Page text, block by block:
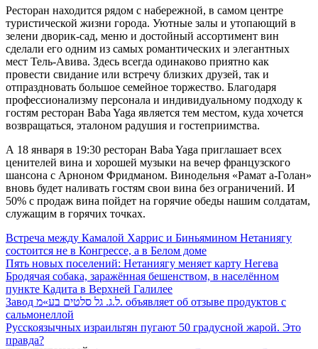
Ресторан находится рядом с набережной, в самом центре
туристической жизни города. Уютные залы и утопающий в
зелени дворик-сад, меню и достойный ассортимент вин
сделали его одним из самых романтических и элегантных
мест Тель-Авива. Здесь всегда одинаково приятно как
провести свидание или встречу близких друзей, так и
отпраздновать большое семейное торжество. Благодаря
профессионализму персонала и индивидуальному подходу к
гостям ресторан Baba Yaga является тем местом, куда хочется
возвращаться, эталоном радушия и гостеприимства.
А 18 января в 19:30 ресторан Baba Yaga приглашает всех
ценителей вина и хорошей музыки на вечер французского
шансона с Арноном Фридманом. Винодельня «Рамат а-Голан»
вновь будет наливать гостям свои вина без ограничений. И
50% с продаж вина пойдет на горячие обеды нашим солдатам,
служащим в горячих точках.
Встреча между Камалой Харрис и Биньямином Нетаниягу
состоится не в Конгрессе, а в Белом доме
Пять новых поселений: Нетаниягу меняет карту Негева
Бродячая собака, заражённая бешенством, в населённом
пункте Кадита в Верхней Галилее
Завод ל.ג. גל סלטים בע»מ. объявляет об отзыве продуктов с
сальмонеллой
Русскоязычных израильтян пугают 50 градусной жарой. Это
правда?